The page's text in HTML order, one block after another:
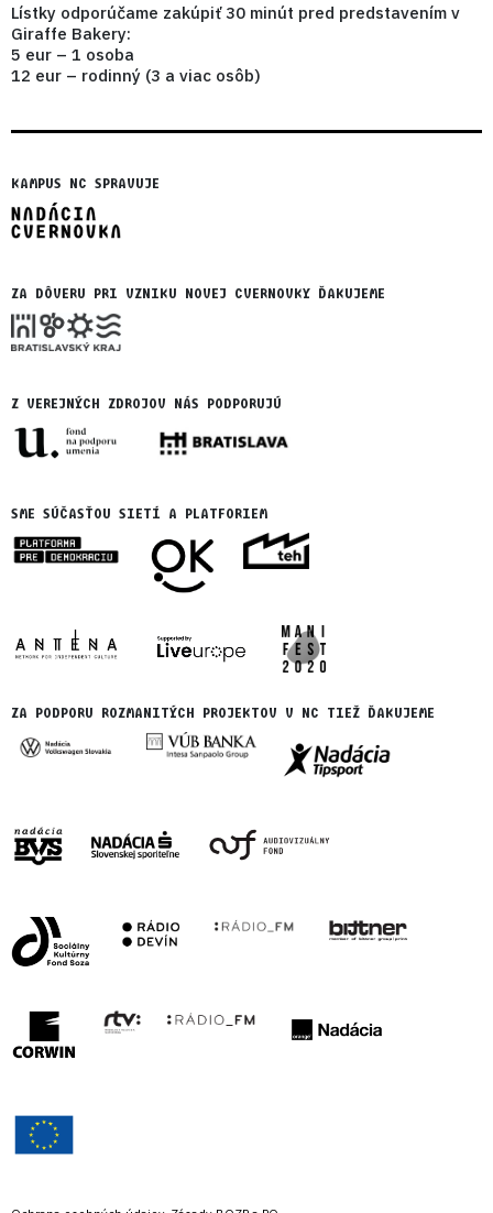
Lístky odporúčame zakúpiť 30 minút pred predstavením v
Giraffe Bakery:
5 eur – 1 osoba
12 eur – rodinný (3 a viac osôb)
KAMPUS NC SPRAVUJE
ZA DÔVERU PRI VZNIKU NOVEJ CVERNOVKY ĎAKUJEME
Z VEREJNÝCH ZDROJOV NÁS PODPORUJÚ
SME SÚČASŤOU SIETÍ A PLATFORIEM
ZA PODPORU ROZMANITÝCH PROJEKTOV V NC TIEŽ ĎAKUJEME